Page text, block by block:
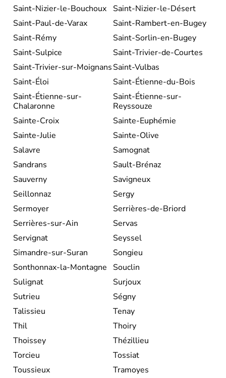
Saint-Nizier-le-Bouchoux
Saint-Nizier-le-Désert
Saint-Paul-de-Varax
Saint-Rambert-en-Bugey
Saint-Rémy
Saint-Sorlin-en-Bugey
Saint-Sulpice
Saint-Trivier-de-Courtes
Saint-Trivier-sur-MoignansSaint-Vulbas
Saint-Éloi
Saint-Étienne-du-Bois
Saint-Étienne-sur-
Chalaronne
Saint-Étienne-sur-
Reyssouze
Sainte-Croix
Sainte-Euphémie
Sainte-Julie
Sainte-Olive
Salavre
Samognat
Sandrans
Sault-Brénaz
Sauverny
Savigneux
Seillonnaz
Sergy
Sermoyer
Serrières-de-Briord
Serrières-sur-Ain
Servas
Servignat
Seyssel
Simandre-sur-Suran
Songieu
Sonthonnax-la-Montagne
Souclin
Sulignat
Surjoux
Sutrieu
Ségny
Talissieu
Tenay
Thil
Thoiry
Thoissey
Thézillieu
Torcieu
Tossiat
Toussieux
Tramoyes